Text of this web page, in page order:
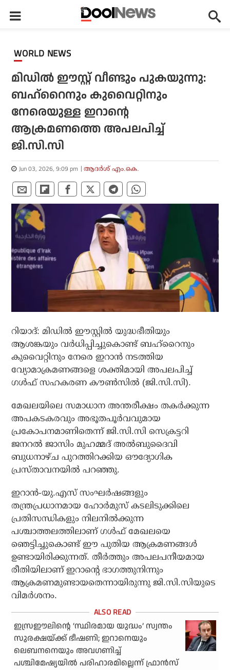
WORLD NEWS
മിഡിൽ ഈസ്റ്റ് വീണ്ടും പുകയുന്നു:
ബഹ്‌റൈനും കുവൈറ്റിനും
നേരെയുള്ള ഇറാന്റെ
ആക്രമണത്തെ അപലപിച്ച്
ജി.സി.സി
Jun 03, 2026, 9:09 pm ആദർശ് എം.കെ.
റിയാദ്: മിഡിൽ ഈസ്റ്റിൽ യുദ്ധഭീതിയും
ആശങ്കയും വർധിപ്പിച്ചുകൊണ്ട് ബഹ്‌റൈനും
കുവൈറ്റിനും നേരെ ഇറാൻ നടത്തിയ
വ്യോമാക്രമണങ്ങളെ ശക്തിമായി അപലപിച്ച്
ഗൾഫ് സഹകരണ കൗൺസിൽ (ജി.സി.സി).
മേഖലയിലെ സമാധാന അന്തരീക്ഷം തകർക്കുന്ന
അപകടകരവും അഭൂതപൂർവവുമായ
പ്രകോപനമാണിതെന്ന് ജി.സി.സി സെക്രട്ടറി
ജനറൽ ജാസിം മുഹമ്മദ് അൽബുദൈവി
ബുധനാഴ്ച പുറത്തിറക്കിയ ഔദ്യോഗിക
പ്രസ്താവനയിൽ പറഞ്ഞു.
ഇറാൻ-യു.എസ് സംഘർഷങ്ങളും
തന്ത്രപ്രധാനമായ ഹോർമുസ് കടലിടുക്കിലെ
പ്രതിസന്ധികളും നിലനിൽക്കുന്ന
പശ്ചാത്തലത്തിലാണ് ഗൾഫ് മേഖലയെ
ഞെട്ടിച്ചുകൊണ്ട് ഈ പുതിയ ആക്രമണങ്ങൾ
ഉണ്ടായിരിക്കുന്നത്. തീർത്തും അപലപനീയമായ
രീതിയിലാണ് ഇറാന്റെ ഭാഗത്തുനിന്നും
ആക്രമണമുണ്ടായതെന്നായിരുന്നു ജി.സി.സിയുടെ
വിമർശനം.
ഇസ്രഈലിന്റെ ‘സ്ഥിരമായ യുദ്ധം’ സ്വന്തം
സുരക്ഷയ്ക്ക് ഭീഷണി; ഇറാനെയും
ലെബനനെയും അവഗണിച്ച്
പശ്ചിമേഷ്യയിൽ പരിഹാരമില്ലെന്ന് ഫ്രാൻസ്